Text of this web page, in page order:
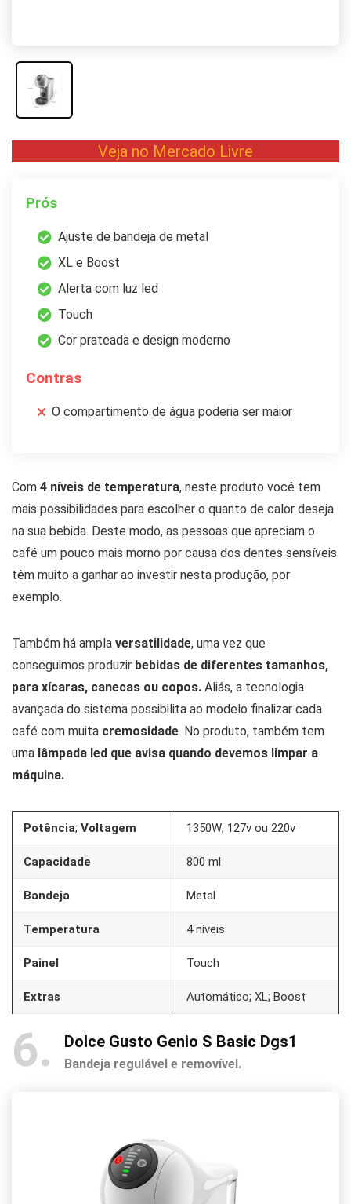
Veja no Mercado Livre
Prós
Ajuste de bandeja de metal
XL e Boost
Alerta com luz led
Touch
Cor prateada e design moderno
Contras
O compartimento de água poderia ser maior
Com 4 níveis de temperatura, neste produto você tem
mais possibilidades para escolher o quanto de calor deseja
na sua bebida. Deste modo, as pessoas que apreciam o
café um pouco mais morno por causa dos dentes sensíveis
têm muito a ganhar ao investir nesta produção, por
exemplo.
Também há ampla versatilidade, uma vez que
conseguimos produzir bebidas de diferentes tamanhos,
para xícaras, canecas ou copos. Aliás, a tecnologia
avançada do sistema possibilita ao modelo finalizar cada
café com muita cremosidade. No produto, também tem
uma lâmpada led que avisa quando devemos limpar a
máquina.
Potência; Voltagem 1350W; 127v ou 220v
Capacidade 800 ml
Bandeja Metal
Temperatura 4 níveis
Painel Touch
Extras Automático; XL; Boost
6 Dolce Gusto Genio S Basic Dgs1
Bandeja regulável e removível.